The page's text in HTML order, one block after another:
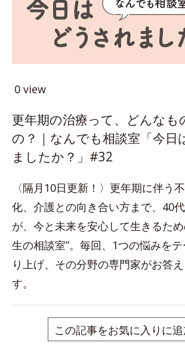
0 view
更年期の治療って、どんなも
の？｜なんでも相談室「今日
ましたか？」#32
〈隔月10日更新！〉更年期に伴う
化、介護との向き合い方まで、40
が、今と未来を安心して生きるた
生の相談室”。毎回、1つの悩みを
り上げ、その分野の専門家がお答
す。
この記事をお気に入りに